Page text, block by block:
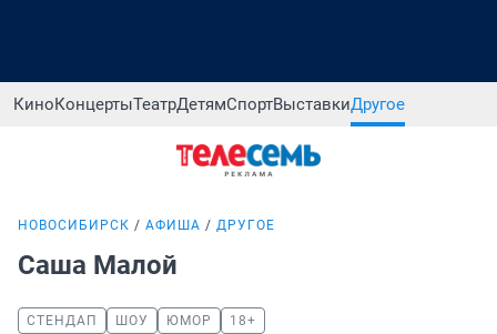
КиноКонцертыТеатрДетямСпортВыставкиДругое
НОВОСИБИРСК АФИША ДРУГОЕ
Саша Малой
СТЕНДАП ШОУ ЮМОР 18+